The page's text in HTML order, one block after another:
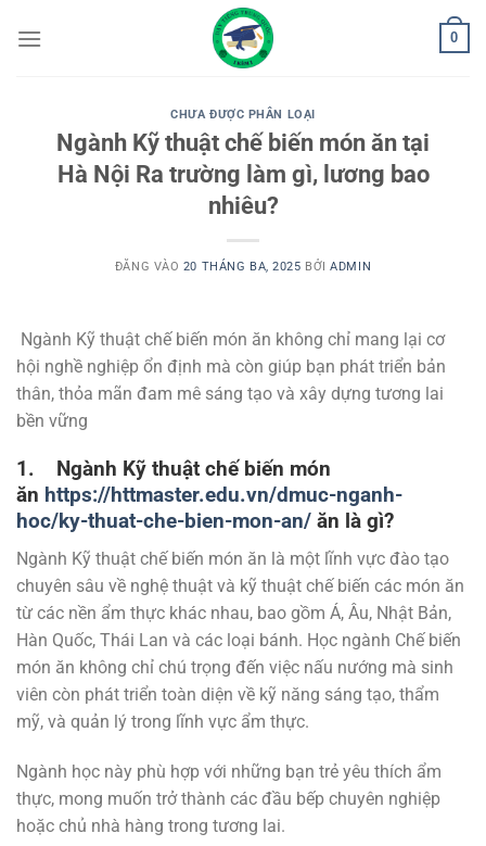
qua
0
CHƯA ĐƯỢC PHÂN LOẠI
Ngành Kỹ thuật chế biến món ăn tại
Hà Nội Ra trường làm gì, lương bao
nhiêu?
ĐĂNG VÀO 20 THÁNG BA, 2025 BỞIADMIN
Ngành Kỹ thuật chế biến món ăn không chỉ mang lại cơ
hội nghề nghiệp ổn định mà còn giúp bạn phát triển bản
thân, thỏa mãn đam mê sáng tạo và xây dựng tương lai
bền vững
1. Ngành Kỹ thuật chế biến món
ăn https://httmaster.edu.vn/dmuc-nganh-
hoc/ky-thuat-che-bien-mon-an/ ăn là gì?
Ngành Kỹ thuật chế biến món ăn là một lĩnh vực đào tạo
chuyên sâu về nghệ thuật và kỹ thuật chế biến các món ăn
từ các nền ẩm thực khác nhau, bao gồm Á, Âu, Nhật Bản,
Hàn Quốc, Thái Lan và các loại bánh. Học ngành Chế biến
món ăn không chỉ chú trọng đến việc nấu nướng mà sinh
viên còn phát triển toàn diện về kỹ năng sáng tạo, thẩm
mỹ, và quản lý trong lĩnh vực ẩm thực.
Ngành học này phù hợp với những bạn trẻ yêu thích ẩm
thực, mong muốn trở thành các đầu bếp chuyên nghiệp
hoặc chủ nhà hàng trong tương lai.